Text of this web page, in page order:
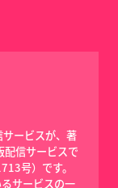
ービスが、著
配信サービスで
号）です。
サービスの一